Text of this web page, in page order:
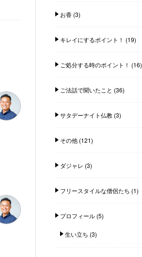
お香(3)
キレイにするポイント！ (19)
ご処分する時のポイント！ (16)
ご法話で聞いたこと (36)
サタデーナイト仏教(3)
その他(121)
ダジャレ (3)
フリースタイルな僧侶たち (1)
プロフィール(5)
生い立ち (3)